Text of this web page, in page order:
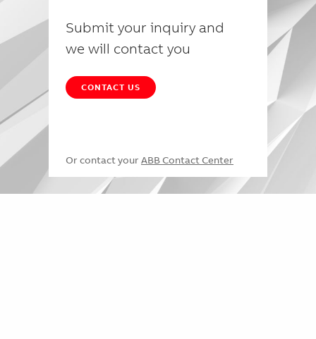
Submit your inquiry and
we will contact you
CONTACT US
Or contact your ABB Contact Center